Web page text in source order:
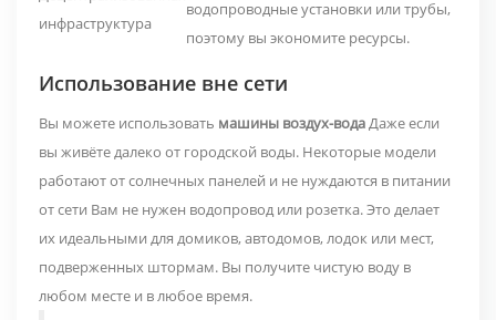
инфраструктура
водопроводные установки или трубы,
поэтому вы экономите ресурсы.
Использование вне сети
Вы можете использовать машины воздух-водаДаже если
вы живёте далеко от городской воды. Некоторые модели
работают от солнечных панелей и не нуждаются в питании
от сети Вам не нужен водопровод или розетка. Это делает
их идеальными для домиков, автодомов, лодок или мест,
подверженных штормам. Вы получите чистую воду в
любом месте и в любое время.